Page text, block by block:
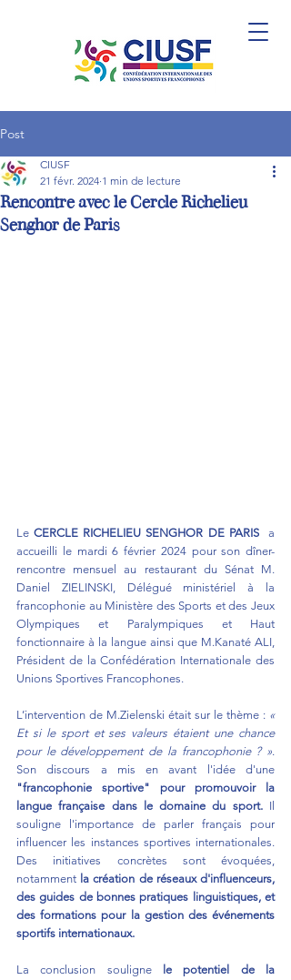
Post
Rencontre avec le Cercle Richelieu
Senghor de Paris
CIUSF
21 févr. 2024 1 min de lecture
Le CERCLE RICHELIEU SENGHOR DE PARIS a
accueilli le mardi 6 février 2024 pour son dîner-
rencontre mensuel au restaurant du Sénat M.
Daniel ZIELINSKI, Délégué ministériel à la
francophonie au Ministère des Sports et des Jeux
Olympiques et Paralympiques et Haut
fonctionnaire à la langue ainsi que M.Kanaté ALI,
Président de la Confédération Internationale des
Unions Sportives Francophones.
L’intervention de M.Zielenski était sur le thème : «
Et si le sport et ses valeurs étaient une chance
pour le développement de la francophonie ? ».
"francophonie sportive" pour promouvoir la
langue française dans le domaine du sport. Il
souligne l'importance de parler français pour
influencer les instances sportives internationales.
Des initiatives concrètes sont évoquées,
notamment la création de réseaux d'influenceurs,
des guides de bonnes pratiques linguistiques, et
des formations pour la gestion des événements
sportifs internationaux.
La conclusion souligne
le potentiel de la